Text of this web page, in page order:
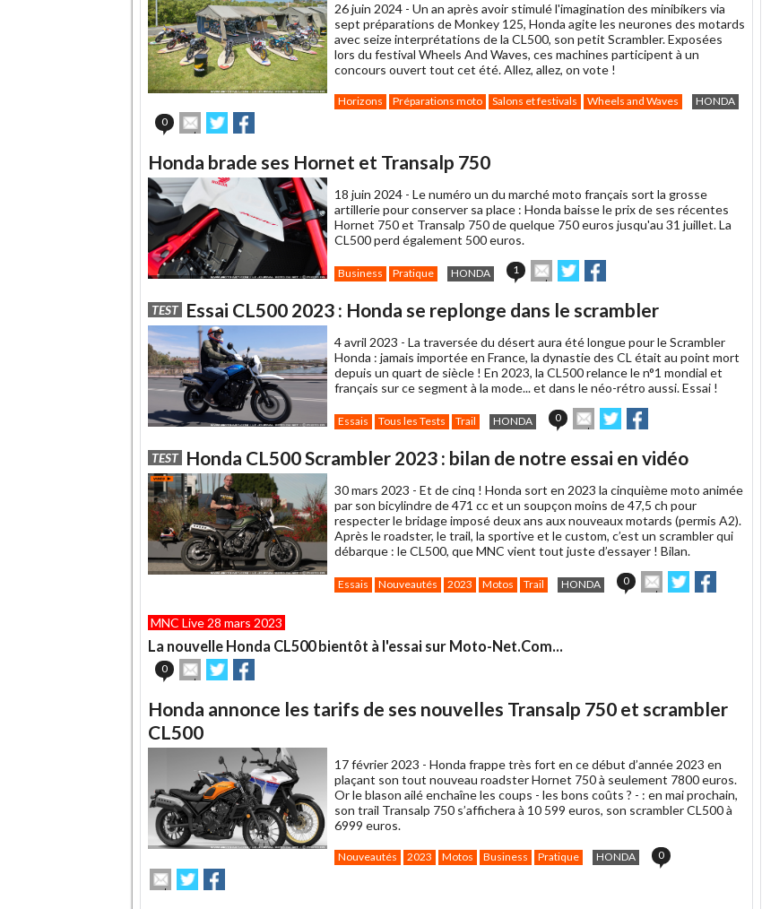
26 juin 2024 - Un an après avoir stimulé l'imagination des minibikers via
sept préparations de Monkey 125, Honda agite les neurones des motards
avec seize interprétations de la CL500, son petit Scrambler. Exposées
lors du festival Wheels And Waves, ces machines participent à un
concours ouvert tout cet été. Allez, allez, on vote !
Horizons Préparations moto Salons et festivals Wheels and Waves
HONDA
0
Envoyer
cet
à
un
ami
Partager
sur sur
Honda brade ses Hornet et Transalp 750
18 juin 2024 - Le numéro un du marché moto français sort la grosse
artillerie pour conserver sa place : Honda baisse le prix de ses récentes
Hornet 750 et Transalp 750 de quelque 750 euros jusqu'au 31 juillet. La
CL500 perd également 500 euros.
Business Pratique HONDA 1
Envoyer
cet
à
ami
Partager
sur sur
TEST Essai CL500 2023 : Honda se replonge dans le scrambler
4 avril 2023 - La traversée du désert aura été longue pour le Scrambler
Honda : jamais importée en France, la dynastie des CL était au point mort
depuis un quart de siècle ! En 2023, la CL500 relance le n°1 mondial et
français sur ce segment à la mode... et dans le néo-rétro aussi. Essai !
Essais Tous les Tests Trail HONDA 0
Envoyer
cet
à
ami
Partager
sur sur
TEST Honda CL500 Scrambler 2023 : bilan de notre essai en vidéo
30 mars 2023 - Et de cinq ! Honda sort en 2023 la cinquième moto animée
par son bicylindre de 471 cc et un soupçon moins de 47,5 ch pour
respecter le bridage imposé deux ans aux nouveaux motards (permis A2).
Après le roadster, le trail, la sportive et le custom, c’est un scrambler qui
débarque : le CL500, que MNC vient tout juste d’essayer ! Bilan.
Essais Nouveautés 2023 Motos Trail HONDA 0
Envoyer
cet
Partager
sur sur
MNC Live 28 mars 2023
La nouvelle Honda CL500 bientôt à l'essai sur Moto-Net.Com...
0
Envoyer
cet
à
un
ami
Partager
sur sur
Honda annonce les tarifs de ses nouvelles Transalp 750 et scrambler
CL500
17 février 2023 - Honda frappe très fort en ce début d’année 2023 en
plaçant son tout nouveau roadster Hornet 750 à seulement 7800 euros.
Or le blason ailé enchaîne les coups - les bons coûts ? - : en mai prochain,
son trail Transalp 750 s’affichera à 10 599 euros, son scrambler CL500 à
6999 euros.
Nouveautés 2023 Motos Business Pratique HONDA 0
Envoyer
cet
Partager
sur
sur